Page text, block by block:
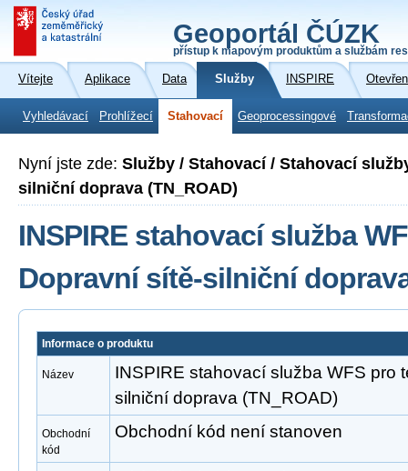
Geoportál ČÚZK
přístup k mapovým produktům a službám
Vítejte Aplikace Data Služby INSPIRE
Vyhledávací Prohlížecí Stahovací Geoprocessingové
Nyní jste zde: Služby / Stahovací / Stahovací
silniční doprava (TN_ROAD)
INSPIRE stahovací služba
Dopravní sítě-silniční
Informace o produktu
Název
INSPIRE stahovací služba WFS pro
silniční doprava (TN_ROAD)
Obchodní
kód
Obchodní kód není stanoven